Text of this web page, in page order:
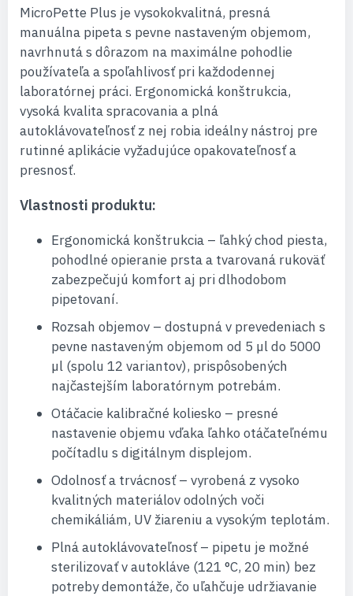
MicroPette Plus je vysokokvalitná, presná
manuálna pipeta s pevne nastaveným objemom,
navrhnutá s dôrazom na maximálne pohodlie
používateľa a spoľahlivosť pri každodennej
laboratórnej práci. Ergonomická konštrukcia,
vysoká kvalita spracovania a plná
autoklávovateľnosť z nej robia ideálny nástroj pre
rutinné aplikácie vyžadujúce opakovateľnosť a
presnosť.
Vlastnosti produktu:
Ergonomická konštrukcia – ľahký chod piesta,
pohodlné opieranie prsta a tvarovaná rukoväť
zabezpečujú komfort aj pri dlhodobom
pipetovaní.
Rozsah objemov – dostupná v prevedeniach s
pevne nastaveným objemom od 5 µl do 5000
µl (spolu 12 variantov), prispôsobených
najčastejším laboratórnym potrebám.
Otáčacie kalibračné koliesko – presné
nastavenie objemu vďaka ľahko otáčateľnému
počítadlu s digitálnym displejom.
Odolnosť a trvácnosť – vyrobená z vysoko
kvalitných materiálov odolných voči
chemikáliám, UV žiareniu a vysokým teplotám.
Plná autoklávovateľnosť – pipetu je možné
sterilizovať v autokláve (121 °C, 20 min) bez
potreby demontáže, čo uľahčuje udržiavanie